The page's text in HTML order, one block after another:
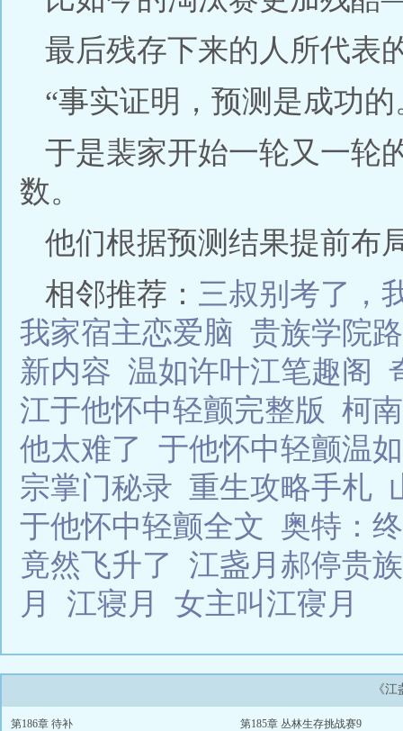
最后残存下来的人所代表
“事实证明，预测是成功的
于是裴家开始一轮又一轮
数。
他们根据预测结果提前布
相邻推荐： 三叔别考了，
我家宿主恋爱脑 贵族学院
新内容 温如许叶江笔趣阁
江于他怀中轻颤完整版 柯
他太难了
于他怀中轻颤温
宗掌门秘录 重生攻略手札
于他怀中轻颤全文 奥特：
竟然飞升了
江盏月郝停贵
月 江寝月 女主叫江寑月
《
第186章 待补 第185章 丛林生存挑战赛9